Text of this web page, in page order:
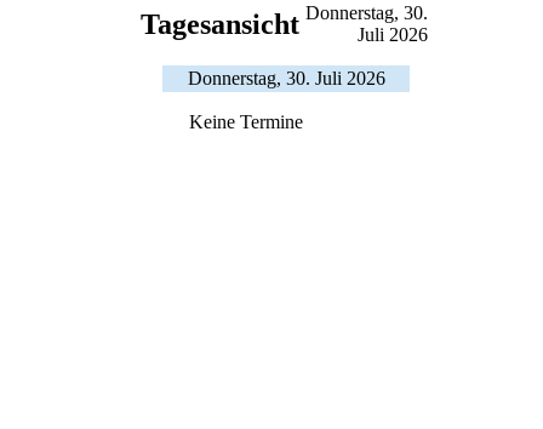
Tagesansicht Donnerstag, 30.
Juli 2026
Donnerstag, 30. Juli 2026
Keine Termine